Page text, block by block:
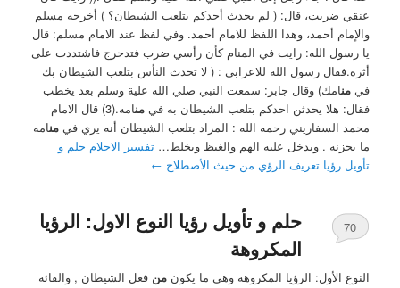
عنقي ضربت، قال: ( لم يحدث أحدكم بتلعب الشيطان؟ ‏) أخرجه مسلم
والإمام أحمد، وهذا اللفظ للامام أحمد. ‏وفي لفظ عند الامام مسلم: قال
يا رسول الله: رايت في المنام كأن رأسي ضرب فتدحرج فاشتددت على
أثره.فقال رسول الله للاعرابي : ( لا تحدث النأس بتلعب الشيطان بك
فيمنامك) وقال جابر: سمعت النبي صلي الله علية وسلم بعد يخطب
فقال: هلا يحدثن احدكم بتلعب الشيطان به فيمن
امه.(3) ‏قال الامام
محمد السفاريني رحمه الله : ‏المراد بتلعب الشيطان أنه يري فيمنامه
ما يحزنه . ويدخل عليه الهم والغيظ ويخلط…تفسير الاحلام حلم و
تأويل رؤيا تعريف الرؤي من حيث الأصطلاح ←
حلم و تأويل رؤيا النوع الاول: الرؤيا
المكروهة
70
النوع الأول: ‏الرؤيا المكروهه وهي ما يكونمن فعل الشيطان , والقائه